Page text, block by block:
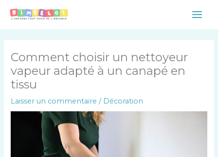
Main
Comment choisir un nettoyeur
vapeur adapté à un canapé en
tissu
Laisser un commentaire / Décoration